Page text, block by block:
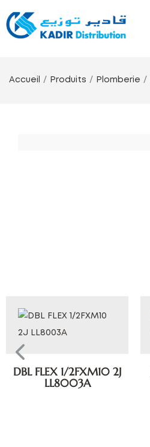
Accueil Produits Plomberie
DBL FLEX 1/2FXM10 2J
LL8003A